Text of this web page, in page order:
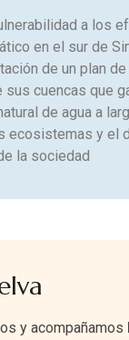
a los
en el sur de
de un plan
sus cuencas que
de agua a
ecosistemas y el
la sociedad
y acompañamos